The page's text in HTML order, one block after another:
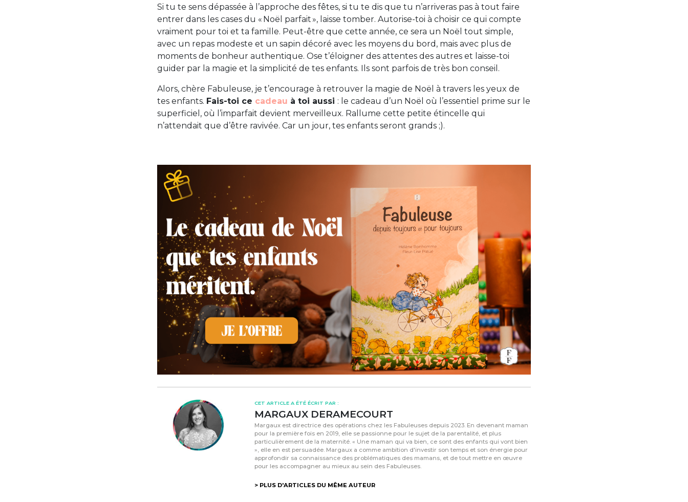
Si tu te sens dépassée à l’approche des fêtes, si tu te dis que tu n’arriveras pas à tout faire
entrer dans les cases du « Noël parfait », laisse tomber. Autorise-toi à choisir ce qui compte
vraiment pour toi et ta famille. Peut-être que cette année, ce sera un Noël tout simple,
avec un repas modeste et un sapin décoré avec les moyens du bord, mais avec plus de
moments de bonheur authentique. Ose t’éloigner des attentes des autres et laisse-toi
guider par la magie et la simplicité de tes enfants. Ils sont parfois de très bon conseil.
Alors, chère Fabuleuse, je t’encourage à retrouver la magie de Noël à travers les yeux de
tes enfants. Fais-toi ce cadeau à toi aussi : le cadeau d’un Noël où l’essentiel prime sur le
superficiel, où l’imparfait devient merveilleux. Rallume cette petite étincelle qui
n’attendait que d’être ravivée. Car un jour, tes enfants seront grands ;).
CET ARTICLE A ÉTÉ ÉCRIT PAR :
MARGAUX DERAMECOURT
Margaux est directrice des opérations chez les Fabuleuses depuis 2023. En devenant maman
pour la première fois en 2019, elle se passionne pour le sujet de la parentalité, et plus
particulièrement de la maternité. « Une maman qui va bien, ce sont des enfants qui vont bien
», elle en est persuadée. Margaux a comme ambition d'investir son temps et son énergie pour
approfondir sa connaissance des problématiques des mamans, et de tout mettre en œuvre
pour les accompagner au mieux au sein des Fabuleuses.
> PLUS D'ARTICLES DU MÊME AUTEUR